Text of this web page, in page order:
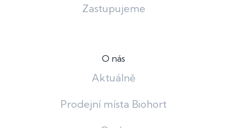
Zastupujeme
O nás
Aktuálně
Prodejní místa Biohort